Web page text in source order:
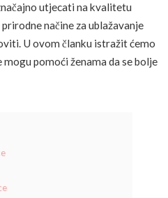
utjecati na kvalitetu
načine za ublažavanje
U ovom članku istražit ćemo
pomoći ženama da se bolje